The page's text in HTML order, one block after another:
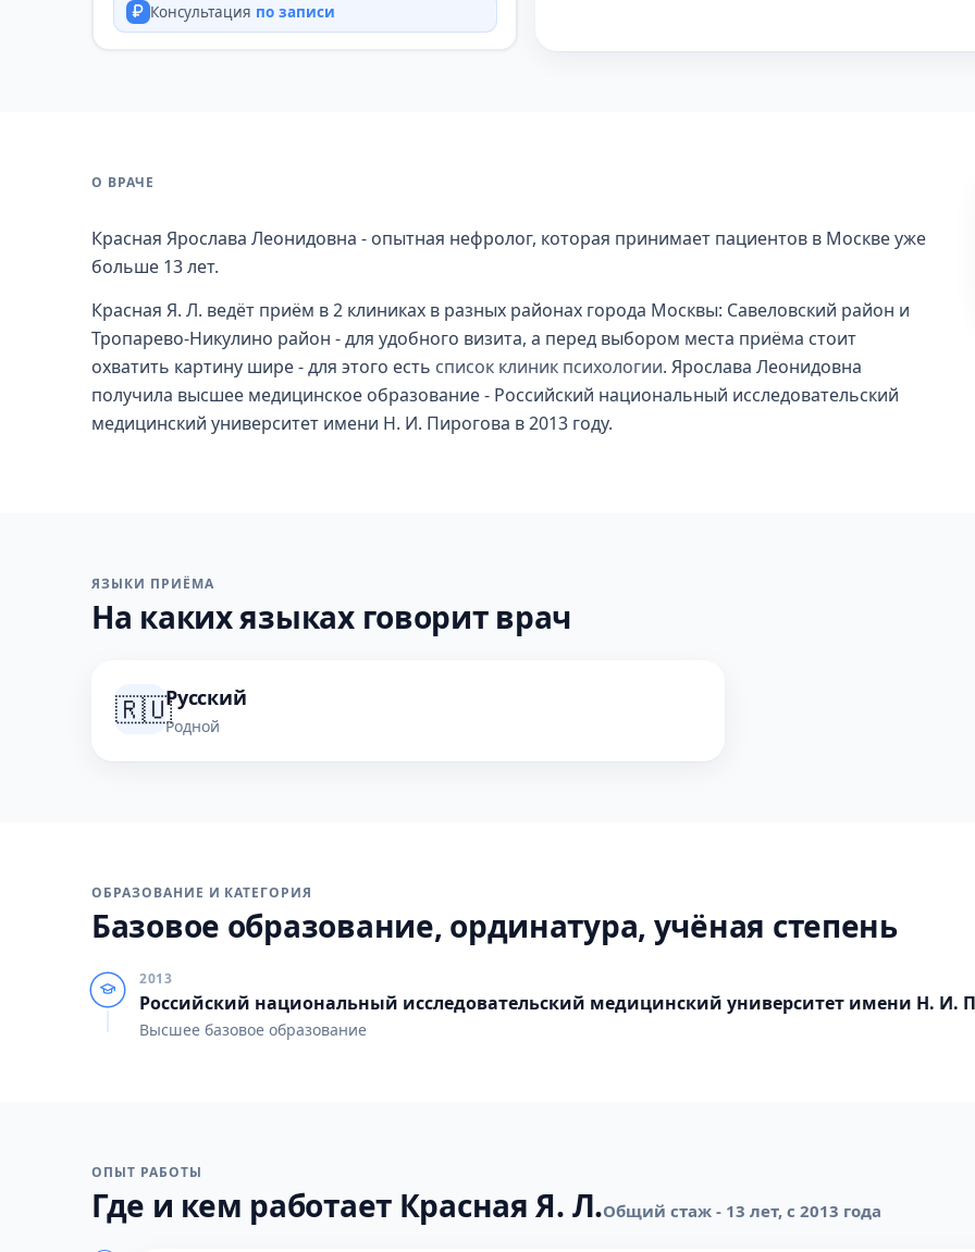
Консультация по записи
О ВРАЧЕ
Красная Ярослава Леонидовна - опытная нефролог, которая принимает пациентов в Москве уже
больше 13 лет.
Красная Я. Л. ведёт приём в 2 клиниках в разных районах города Москвы: Савеловский район и
Тропарево-Никулино район - для удобного визита, а перед выбором места приёма стоит
охватить картину шире - для этого есть список клиник психологии. Ярослава Леонидовна
получила высшее медицинское образование - Российский национальный исследовательский
медицинский университет имени Н. И. Пирогова в 2013 году.
ЯЗЫКИ ПРИЁМА
На каких языках говорит врач
🇷🇺Русский
Родной
ОБРАЗОВАНИЕ И КАТЕГОРИЯ
Базовое образование, ординатура, учёная степень
2013
Российский национальный исследовательский медицинский университет имени Н. И.
Высшее базовое образование
ОПЫТ РАБОТЫ
Где и кем работает Красная Я. Л.Общий стаж - 13 лет, с 2013 года